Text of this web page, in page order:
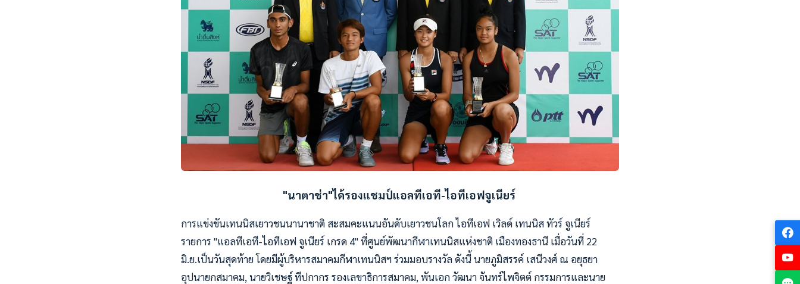
"นาตาช่า"ได้รองแชมป์แอลทีเอที-ไอทีเอฟจูเนียร์
การแข่งขันเทนนิสเยาวชนนานาชาติ สะสมคะแนนอันดับเยาวชนโลก ไอทีเอฟ เวิลด์ เทนนิส ทัวร์ จูเนียร์
รายการ "แอลทีเอที-ไอทีเอฟ จูเนียร์ เกรด 4" ที่ศูนย์พัฒนากีฬาเทนนิสแห่งชาติ เมืองทองธานี เมื่อวันที่ 22
มิ.ย.เป็นวันสุดท้าย โดยมีผู้บริหารสมาคมกีฬาเทนนิสฯ ร่วมมอบรางวัล ดังนี้ นายภูมิสรรค์ เสนีวงศ์ ณ อยุธยา
อุปนายกสมาคม, นายวิเชษฐ์ ทีปกากร รองเลขาธิการสมาคม, พันเอก วัฒนา จันทร์ไพจิตต์ กรรมการและนาย